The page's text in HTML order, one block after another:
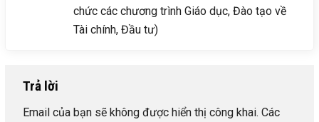
chức các chương trình Giáo dục, Đào tạo về
Tài chính, Đầu tư)
Trả lời
Email của bạn sẽ không được hiển thị công khai. Các